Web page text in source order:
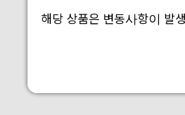
해당 상품은 변동사항이 발